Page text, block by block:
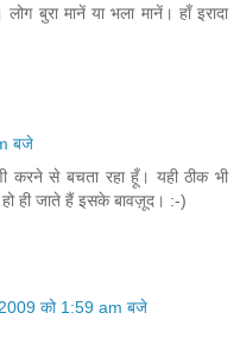
बुरा मानें या भला मानें। हाँ इरादा
बजे
करने से बचता रहा हूँ। यही ठीक भी
ही जाते हैं इसके बावज़ूद। :-)
को 1:59 am बजे